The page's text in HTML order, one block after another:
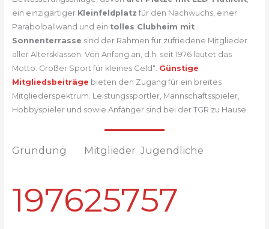
ein einzigartiger Kleinfeldplatz für den Nachwuchs, einer
Parabolballwand und ein tolles Clubheim mit
Sonnenterrasse sind der Rahmen für zufriedene Mitglieder
aller Altersklassen. Von Anfang an, d.h. seit 1976 lautet das
Motto: Großer Sport für kleines Geld“. Günstige
Mitgliedsbeiträge bieten den Zugang für ein breites
Mitgliederspektrum. Leistungssportler, Mannschaftsspieler,
Hobbyspieler und sowie Anfänger sind bei der TGR zu Hause.
Gründung
1976
Mitglieder
257
Jugendliche
57